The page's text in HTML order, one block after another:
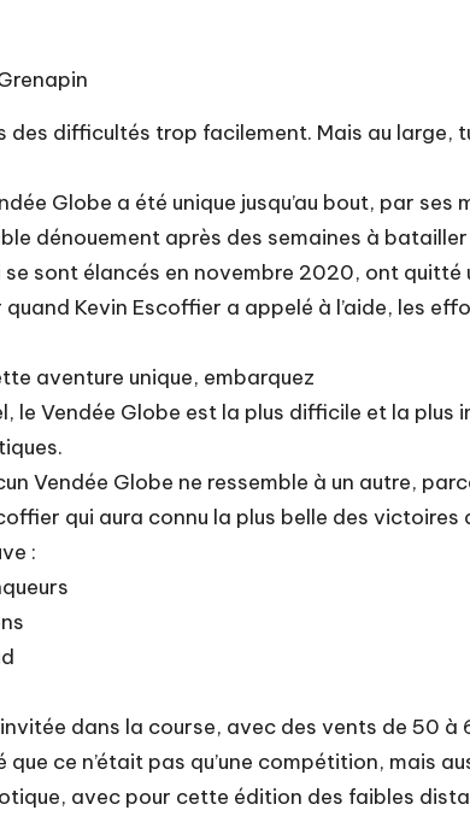
difficultés trop facilement. Mais au large,
Globe a été unique jusqu’au bout, par
dénouement après des semaines à
sont élancés en novembre 2020, ont quitté
Kevin Escoffier a appelé à l’aide, les
aventure unique, embarquez
le Vendée Globe est la plus difficile et la
Vendée Globe ne ressemble à un autre,
qui aura connu la plus belle des
:
dans la course, avec des vents de 50
que ce n’était pas qu’une compétition, mais
avec pour cette édition des faibles